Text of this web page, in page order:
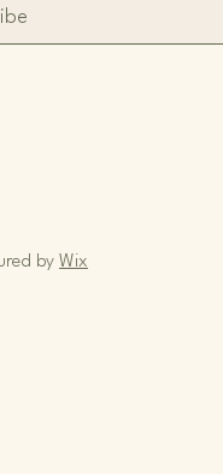
by Wix